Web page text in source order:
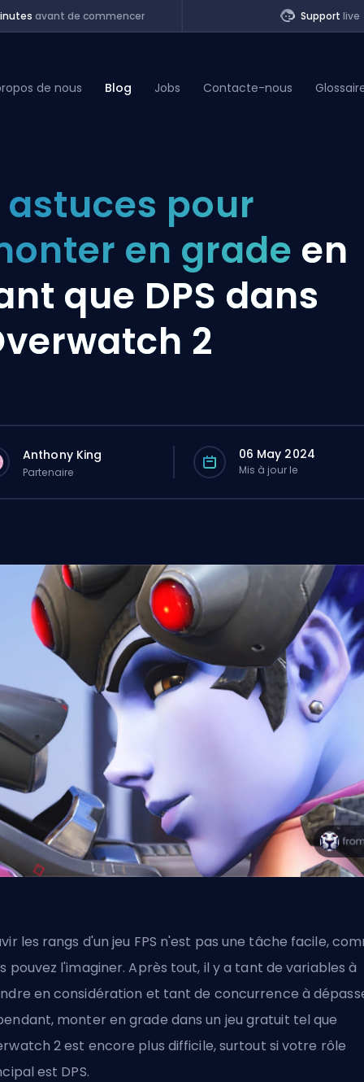
avant de commencer Support live
de nous Blog Jobs Contacte-nous
astuces pour
en grade en
que DPS dans
2
Anthony King
Partenaire
06 May 2024
Mis à jour le
les rangs d'un jeu FPS n'est pas une tâche facile,
pouvez l'imaginer. Après tout, il y a tant de variables à
en considération et tant de concurrence à
monter en grade dans un jeu gratuit tel que
2 est encore plus difficile, surtout si votre rôle
est DPS.